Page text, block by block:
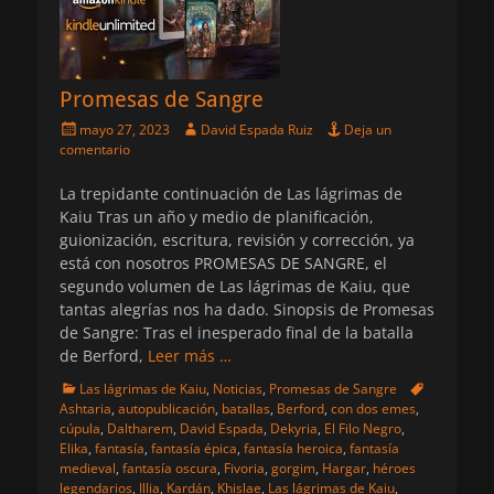
Promesas de Sangre
Publicado
el
mayo 27, 2023 AutorDavid Espada Ruiz
Deja un
comentario
La trepidante continuación de Las lágrimas de
Kaiu Tras un año y medio de planificación,
guionización, escritura, revisión y corrección, ya
está con nosotros PROMESAS DE SANGRE, el
segundo volumen de Las lágrimas de Kaiu, que
tantas alegrías nos ha dado. Sinopsis de Promesas
de Sangre: Tras el inesperado final de la batalla
de Berford, Leer más …
Categorias
Las lágrimas de Kaiu, Noticias, Promesas de Sangre
Etiquetas
Ashtaria, autopublicación, batallas, Berford, con dos emes,
cúpula, Daltharem, David Espada, Dekyria, El Filo Negro,
Elika, fantasía, fantasía épica, fantasía heroica, fantasía
medieval, fantasía oscura, Fivoria, gorgim, Hargar, héroes
legendarios, Illia, Kardán, Khislae, Las lágrimas de Kaiu,